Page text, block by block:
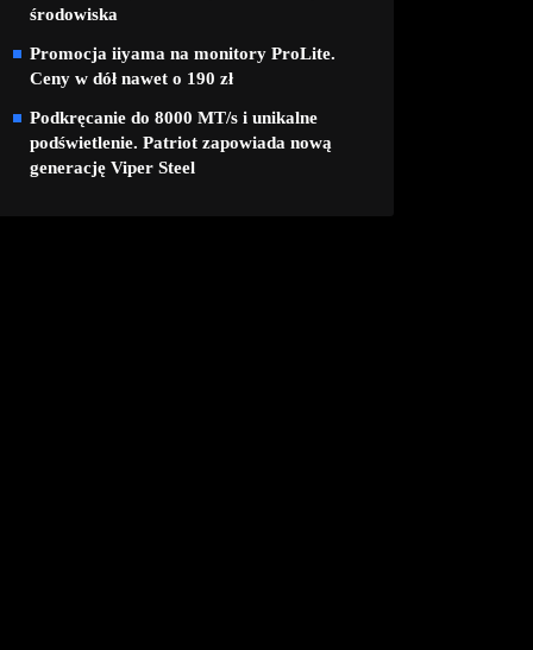
środowiska
Promocja iiyama na monitory ProLite.
Ceny w dół nawet o 190 zł
Podkręcanie do 8000 MT/s i unikalne
podświetlenie. Patriot zapowiada nową
generację Viper Steel